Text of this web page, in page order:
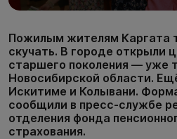
Пожилым жителям Каргата
скучать. В городе открыли
старшего поколения — уже
Новосибирской области.
Искитиме и Колывани.
сообщили в пресс-службе
отделения фонда
страхования.